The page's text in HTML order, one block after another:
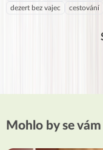
dezert bez vajec
cestování
Mohlo by se